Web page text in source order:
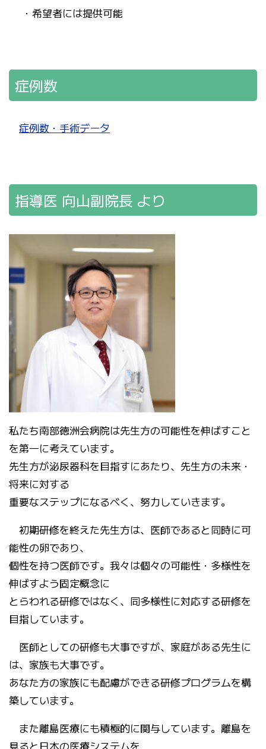
・希望者には提供可能
症例数
症例数・手術データ
指導医 向山副院長 より
私たち南部徳洲会病院は先生方の可能性を伸ばすこと
を第一に考えています。
先生方が泌尿器科を目指すにあたり、先生方の未来・
将来に対する
重要なステップになるべく、努力していきます。
初期研修を終えた先生方は、医師であると同時に可
能性の卵であり、
個性を持つ医師です。我々は個々の可能性・多様性を
伸ばすよう固定概念に
とらわれる研修ではなく、同多様性に対応する研修を
目指しています。
医師としての研修も大事ですが、家庭がある先生に
は、家族も大事です。
あなた方の家族にも配慮ができる研修プログラムを構
築しています。
また離島医療にも積極的に関与しています。離島を
見ると日本の医療システムを